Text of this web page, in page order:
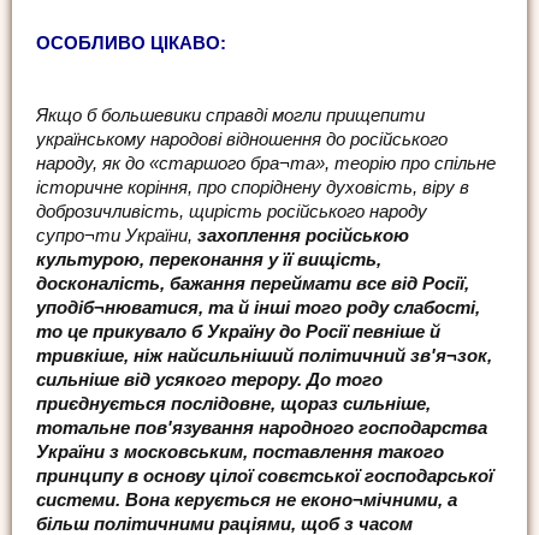
ОСОБЛИВО ЦІКАВО:
Якщо б большевики справді могли прищепити
українському народові відношення до російського
народу, як до «старшого бра¬та», теорію про спільне
історичне коріння, про споріднену духовість, віру в
доброзичливість, щирість російського народу
супро¬ти України, захоплення російською
культурою, переконання у її вищість,
досконалість, бажання переймати все від Росії,
уподіб¬нюватися, та й інші того роду слабості,
то це прикувало б Україну до Росії певніше й
тривкіше, ніж найсильніший політичний зв'я¬зок,
сильніше від усякого терору. До того
приєднується послідовне, щораз сильніше,
тотальне пов'язування народного господарства
України з московським, поставлення такого
принципу в основу цілої совєтської господарської
системи. Вона керується не еконо¬мічними, а
більш політичними раціями, щоб з часом